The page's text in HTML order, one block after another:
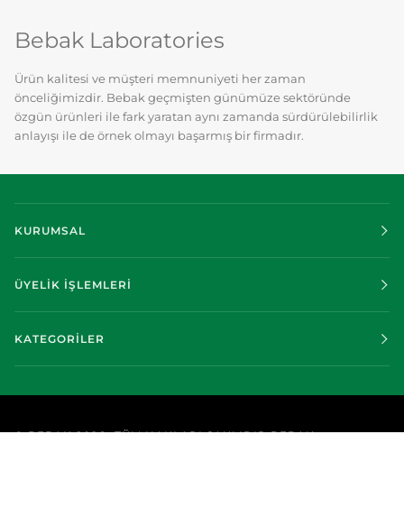
Bebak Laboratories
Ürün kalitesi ve müşteri memnuniyeti her zaman
önceliğimizdir. Bebak geçmişten günümüze sektöründe
özgün ürünleri ile fark yaratan aynı zamanda sürdürülebilirlik
anlayışı ile de örnek olmayı başarmış bir firmadır.
KURUMSAL
ÜYELİK İŞLEMLERİ
KATEGORİLER
©BEBAK2026 TÜM HAKLARI SAKLIDIR BEBAK